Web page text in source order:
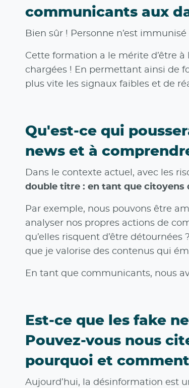
communicants aux
Bien sûr ! Personne n’est
Cette formation a le mérite d’être
chargées ! En permettant ainsi de
plus vite les signaux faibles et de
Qu'est-ce qui
news et à
Dans le contexte actuel, avec les
double titre : en tant que citoyens
Par exemple, nous pouvons être
analyser nos propres actions de
qu’elles risquent d’être
que je valorise des contenus qui
En tant que communicants, nous
Est-ce que les fake
Pouvez-vous nous
pourquoi et
Aujourd’hui, la désinformation est